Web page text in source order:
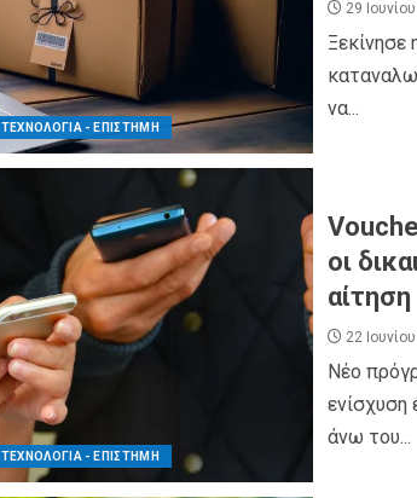
ΤΕΧΝΟΛΟΓΙΑ - ΕΠΙΣΤΗΜΗ
29
Ξεκίνησε
να...
ΤΕΧΝΟΛΟΓΙΑ - ΕΠΙΣΤΗΜΗ
οι
αίτηση
22
Νέο
ενίσχυση
άνω του...